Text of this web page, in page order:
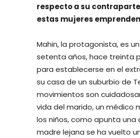
respecto a su
estas mujeres
Mahin, la protagonista, es
setenta años, hace treinta
para establecerse en el
su casa de un suburbio de
movimientos son
vida del marido, un médico
los niños, como apunta una
madre lejana se ha vuelto